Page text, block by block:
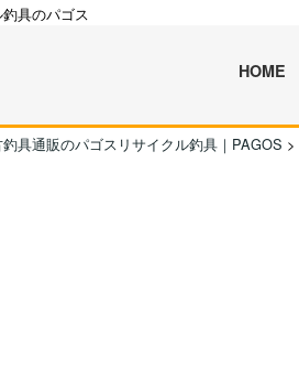
具のパゴス
HOME
具通販のパゴスリサイクル釣具｜PAGOS >